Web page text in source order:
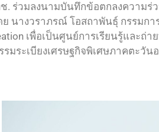
. ร่วมลงนามบันทึกข้อตกลงความ
นางวราภรณ์ โอสถาพันธุ์ กรรมก
เพื่อเป็นศูนย์การเรียนรู้และถ่
ะเบียงเศรษฐกิจพิเศษภาคตะวันอ